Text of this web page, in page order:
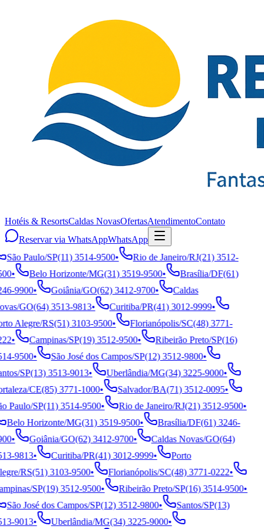
Hotéis & ResortsCaldas NovasOfertasAtendimentoContato
Reservar via WhatsAppWhatsApp
São Paulo/SP(11) 3514-9500• Rio de Janeiro/RJ(21) 3512-
• Belo Horizonte/MG(31) 3519-9500• Brasília/DF(61)
9900• Goiânia/GO(62) 3412-9700•
Caldas
/GO(64) 3513-9813• Curitiba/PR(41) 3012-9999•
Alegre/RS(51) 3103-9500• Florianópolis/SC(48) 3771-
• Campinas/SP(19) 3512-9500• Ribeirão Preto/SP(16)
9500• São José dos Campos/SP(12) 3512-9800•
/SP(13) 3513-9013• Uberlândia/MG(34) 3225-9000•
/CE(85) 3771-1000• Salvador/BA(71) 3512-0095•
Paulo/SP(11) 3514-9500• Rio de Janeiro/RJ(21) 3512-9500•
Belo Horizonte/MG(31) 3519-9500• Brasília/DF(61) 3246-
• Goiânia/GO(62) 3412-9700• Caldas Novas/GO(64)
9813• Curitiba/PR(41) 3012-9999•
Porto
/RS(51) 3103-9500• Florianópolis/SC(48) 3771-0222•
/SP(19) 3512-9500• Ribeirão Preto/SP(16) 3514-9500•
São José dos Campos/SP(12) 3512-9800• Santos/SP(13)
9013• Uberlândia/MG(34) 3225-9000•